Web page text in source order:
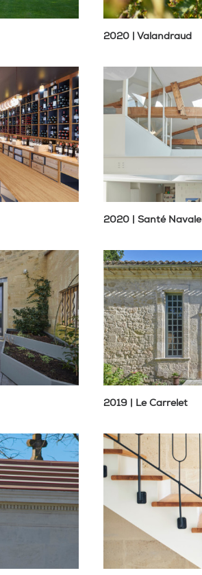
2020 | Valandraud
2020 | Santé Navale
2019 | Le Carrelet